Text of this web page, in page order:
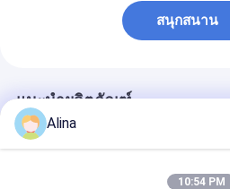
สนุกสนาน
แนะนำผลิตภัณฑ์
Alina
10:54 PM